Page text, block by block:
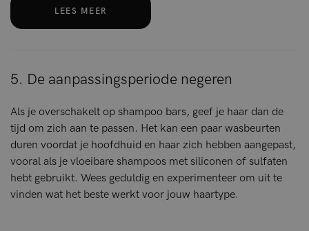
LEES MEER
5. De aanpassingsperiode negeren
Als je overschakelt op shampoo bars, geef je haar dan de
tijd om zich aan te passen. Het kan een paar wasbeurten
duren voordat je hoofdhuid en haar zich hebben aangepast,
vooral als je vloeibare shampoos met siliconen of sulfaten
hebt gebruikt. Wees geduldig en experimenteer om uit te
vinden wat het beste werkt voor jouw haartype.